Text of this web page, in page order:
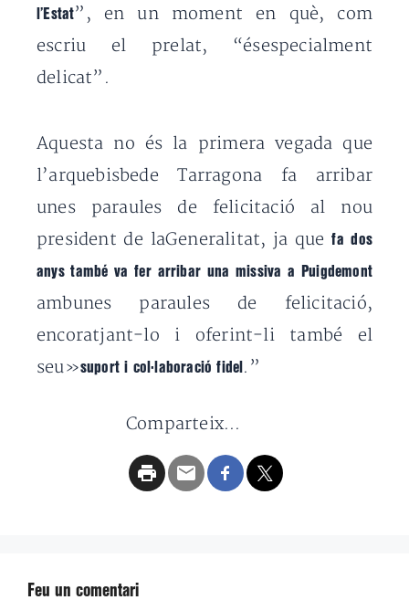
l’Estat”, en un moment en què, com
escriu el prelat, “ésespecialment
delicat”.
Aquesta no és la primera vegada que
l’arquebisbede Tarragona fa arribar
unes paraules de felicitació al nou
president de laGeneralitat, ja quefa dos
anys també va fer arribar una missiva a Puigdemont
ambunes paraules de felicitació,
encoratjant-lo i oferint-li també el
seu»suport i col·laboració fidel .”
Comparteix...
Feu un comentari